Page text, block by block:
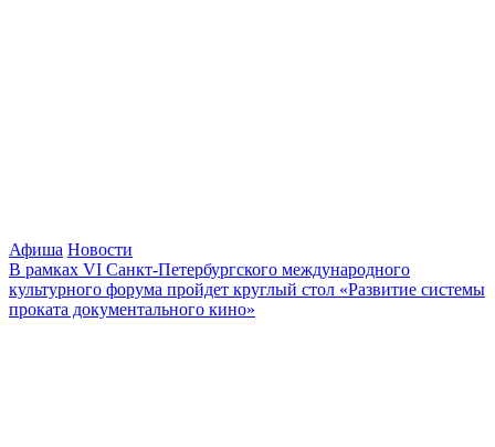
Афиша Новости
В рамках VI Санкт-Петербургского международного
культурного форума пройдет круглый стол «Развитие системы
проката документального кино»